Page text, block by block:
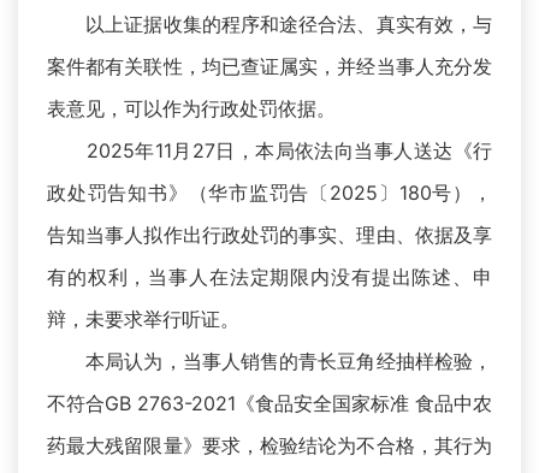
以上证据收集的程序和途径合法、真实有效，与
案件都有关联性，均已查证属实，并经当事人充分发
表意见，可以作为行政处罚依据。
2025年11月27日，本局依法向当事人送达《行
政处罚告知书》（华市监罚告〔2025〕180号），
告知当事人拟作出行政处罚的事实、理由、依据及享
有的权利，当事人在法定期限内没有提出陈述、申
辩，未要求举行听证。
本局认为，当事人销售的青长豆角经抽样检验，
不符合GB 2763-2021《食品安全国家标准 食品中农
药最大残留限量》要求，检验结论为不合格，其行为